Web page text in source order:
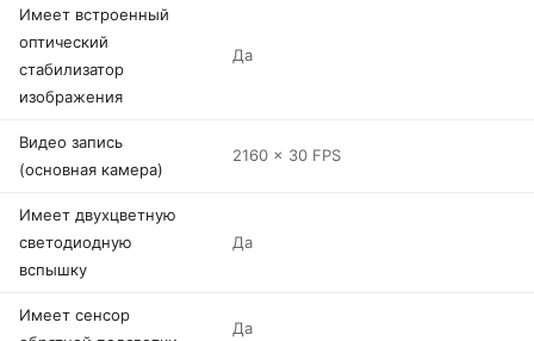
Имеет встроенный
оптический
стабилизатор
изображения
Да
Видео запись
(основная камера)
2160 x 30 FPS
Имеет двухцветную
светодиодную
вспышку
Да
Имеет сенсор
Да